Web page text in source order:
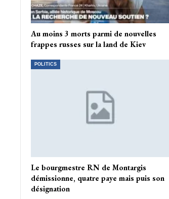
Au moins 3 morts parmi de nouvelles
frappes russes sur la land de Kiev
POLITICS
Le bourgmestre RN de Montargis
démissionne, quatre paye mais puis son
désignation